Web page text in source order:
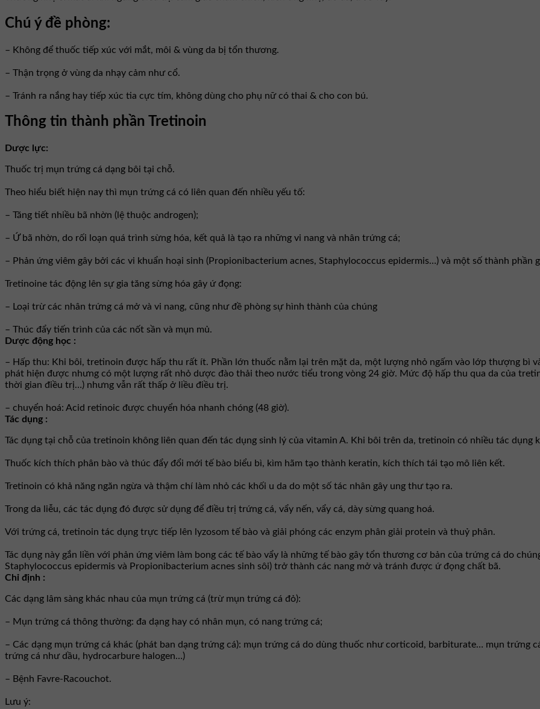
Chú ý đề phòng:
– Không để thuốc tiếp xúc với mắt, môi & vùng da bị tổn thương.
– Thận trọng ở vùng da nhạy cảm như cổ.
– Tránh ra nắng hay tiếp xúc tia cực tím, không dùng cho phụ nữ có thai & cho con bú.
Thông tin thành phần Tretinoin
Dược lực:
Thuốc trị mụn trứng cá dạng bôi tại chỗ.
Theo hiểu biết hiện nay thì mụn trứng cá có liên quan đến nhiều yếu tố:
– Tăng tiết nhiều bã nhờn (lệ thuộc androgen);
– Ứ bã nhờn, do rối loạn quá trình sừng hóa, kết quả là tạo ra những vi nang và nhân trứng cá;
– Phản ứng viêm gây bởi các vi khuẩn hoại sinh (Propionibacterium acnes, Staphylococcus epidermis…) và một số thành phần
Tretinoine tác động lên sự gia tăng sừng hóa gây ứ đọng:
– Loại trừ các nhân trứng cá mở và vi nang, cũng như đề phòng sự hình thành của chúng
– Thúc đẩy tiến trình của các nốt sần và mụn mủ.
Dược động học :
– Hấp thu: Khi bôi, tretinoin được hấp thu rất ít. Phần lớn thuốc nằm lại trên mặt da, một lượng nhỏ ngấm vào lớp thượng bì
phát hiện được nhưng có một lượng rất nhỏ dược đào thải theo nước tiểu trong vòng 24 giờ. Mức độ hấp thu qua da của
thời gian điều trị…) nhưng vẫn rất thấp ở liều điều trị.
– chuyển hoá: Acid retinoic được chuyển hóa nhanh chóng (48 giờ).
Tác dụng :
Tác dụng tại chỗ của tretinoin không liên quan đến tác dụng sinh lý của vitamin A. Khi bôi trên da, tretinoin có nhiều tác dụng
Thuốc kích thích phân bào và thúc đẩy đổi mới tế bào biểu bì, kìm hãm tạo thành keratin, kích thích tái tạo mô liên kết.
Tretinoin có khả năng ngăn ngừa và thậm chí làm nhỏ các khối u da do một số tác nhân gây ung thư tạo ra.
Trong da liễu, các tác dụng đó được sử dụng để điều trị trứng cá, vẩy nến, vẩy cá, dày sừng quang hoá.
Với trứng cá, tretinoin tác dụng trực tiếp lên lyzosom tế bào và giải phóng các enzym phân giải protein và thuỷ phân.
Tác dụng này gắn liền với phản ứng viêm làm bong các tế bào vẩy là những tế bào gây tổn thương cơ bản của trứng cá do
Staphylococcus epidermis và Propionibacterium acnes sinh sôi) trở thành các nang mở và tránh được ứ đọng chất bã.
Chỉ định :
Các dạng lâm sàng khác nhau của mụn trứng cá (trừ mụn trứng cá đỏ):
– Mụn trứng cá thông thường: đa dạng hay có nhân mụn, có nang trứng cá;
– Các dạng mụn trứng cá khác (phát ban dạng trứng cá): mụn trứng cá do dùng thuốc như corticoid, barbiturate… mụn trứng
trứng cá như dầu, hydrocarbure halogen…)
– Bệnh Favre-Racouchot.
Lưu ý: